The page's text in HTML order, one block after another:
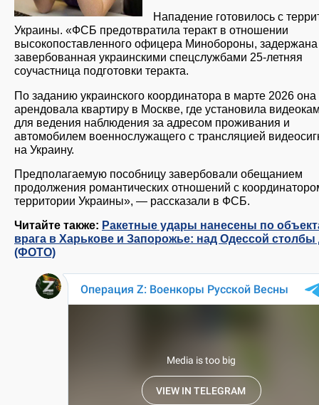
Нападение готовилось с
Украины. «ФСБ предотвратила теракт в отношении
высокопоставленного офицера Минобороны, задержана
завербованная украинскими спецслужбами 25-летняя
соучастница подготовки теракта.
По заданию украинского координатора в марте 2026 она
арендовала квартиру в Москве, где установила
для ведения наблюдения за адресом проживания и
автомобилем военнослужащего с трансляцией
на Украину.
Предполагаемую пособницу завербовали обещанием
продолжения романтических отношений с
территории Украины», — рассказали в ФСБ.
Читайте также: Ракетные удары нанесены по
врага в Харькове и Запорожье: над Одессой
(ФОТО)